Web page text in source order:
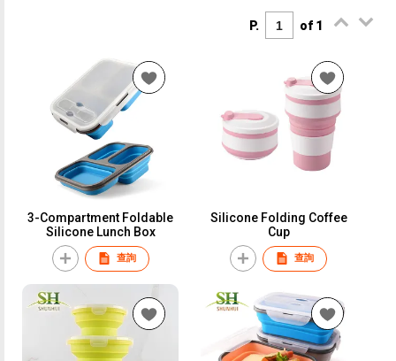
P. of 1
3-Compartment Foldable
Silicone Lunch Box
查詢
Silicone Folding Coffee
Cup
查詢